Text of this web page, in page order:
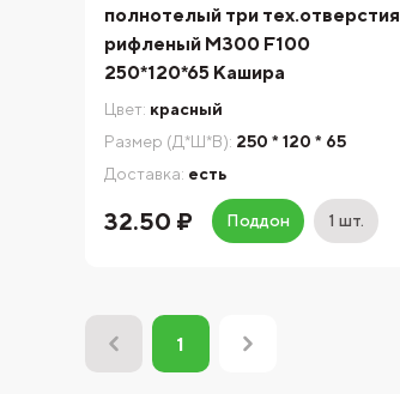
полнотелый три тех.отверстия
рифленый М300 F100
250*120*65 Кашира
Цвет: красный
Размер (Д*Ш*В): 250 * 120 * 65
Доставка: есть
32.50 ₽ Поддон 1 шт.
1